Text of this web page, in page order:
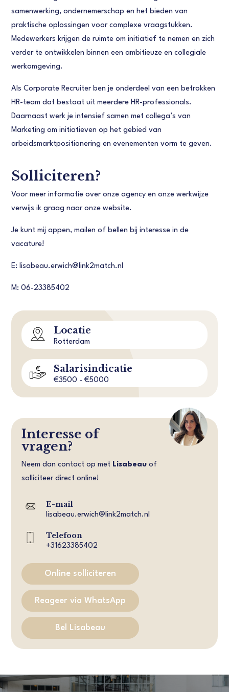
samenwerking, ondernemerschap en het bieden van
praktische oplossingen voor complexe vraagstukken.
Medewerkers krijgen de ruimte om initiatief te nemen en zich
verder te ontwikkelen binnen een ambitieuze en collegiale
werkomgeving.
Als Corporate Recruiter ben je onderdeel van een betrokken
HR-team dat bestaat uit meerdere HR-professionals.
Daarnaast werk je intensief samen met collega’s van
Marketing om initiatieven op het gebied van
arbeidsmarktpositionering en evenementen vorm te geven.
Solliciteren?
Voor meer informatie over onze agency en onze werkwijze
verwijs ik graag naar onze website.
Je kunt mij appen, mailen of bellen bij interesse in de
vacature!
E: lisabeau.erwich@link2match.nl
M: 06-23385402
Locatie
Rotterdam
Salarisindicatie
€3500 - €5000
Interesse of
vragen?
Neem dan contact op met Lisabeauof
solliciteer direct online!
E-mail
lisabeau.erwich@link2match.nl
Telefoon
+31623385402
Online solliciteren
Reageer via WhatsApp
Bel Lisabeau